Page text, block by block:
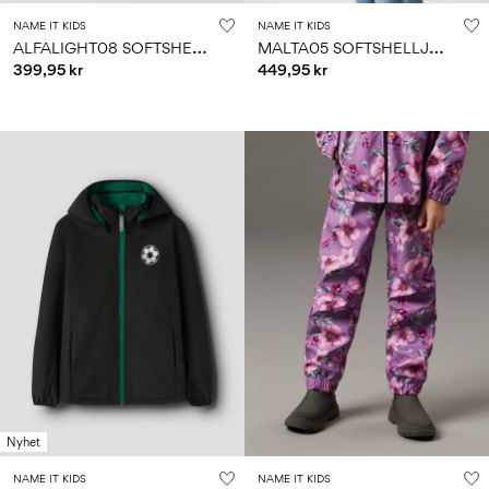
NAME IT KIDS
A
LFALIGHT08 SOFTSHELL-BUKSER
399,95 kr
NAME IT KIDS
M
ALTA05 SOFTSHELLJAKKE
449,95 kr
Nyhet
NAME IT KIDS NAME IT KIDS